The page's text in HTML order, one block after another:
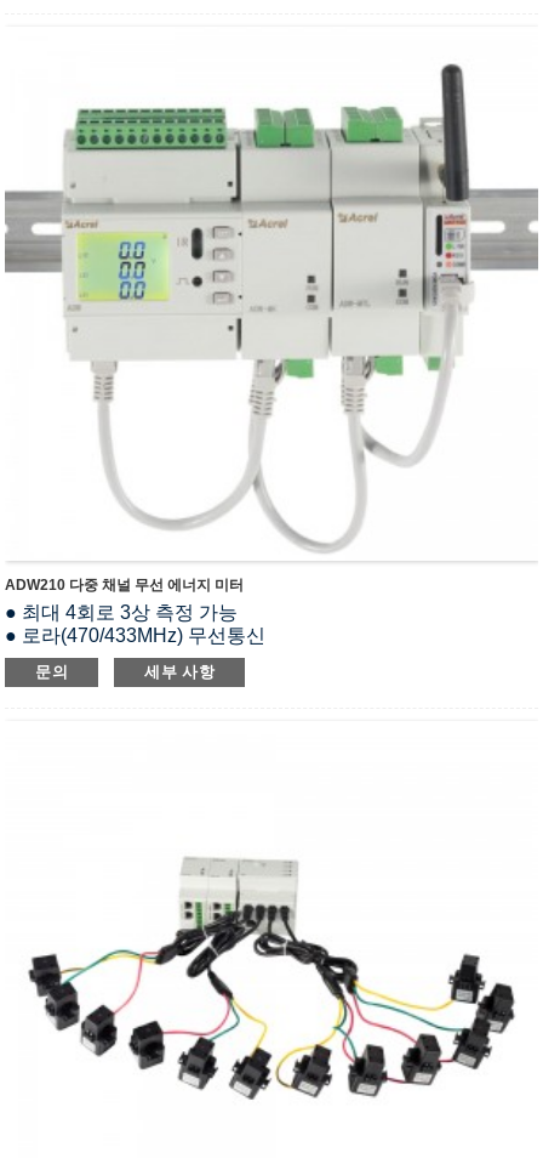
● DIN 35mm
ADW210 다중 채널 무선 에너지 미터
● 최대 4회로 3상 측정 가능
● 로라(470/433MHz) 무선통신
● 모든 전기 매개변수를 측정합니다.
● 분할 코어 개방 루프 CT
문의 세부 사항